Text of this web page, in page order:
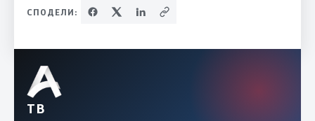
СПОДЕЛИ:
ТВ